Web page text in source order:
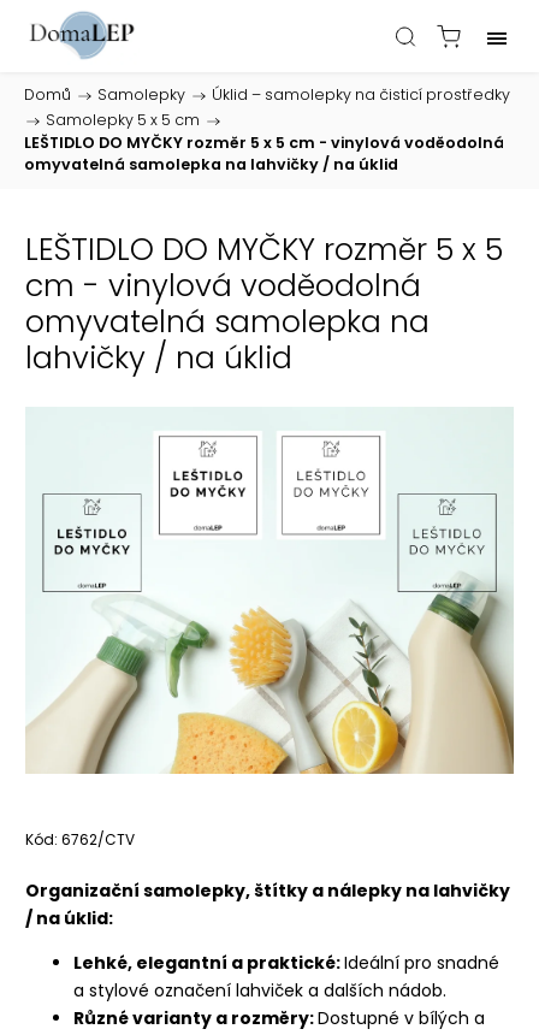
Domů / Samolepky /
Úklid – samolepky na čisticí prostředky
/
Samolepky 5 x 5 cm /
LEŠTIDLO DO MYČKY rozměr 5 x 5 cm - vinylová voděodolná
omyvatelná samolepka na lahvičky / na úklid
LEŠTIDLO DO MYČKY rozměr 5 x 5
cm - vinylová voděodolná
omyvatelná samolepka na
lahvičky / na úklid
Kód: 6762/CTV
Organizační samolepky, štítky a nálepky na lahvičky
/ na úklid:
Lehké, elegantní a praktické:Ideální pro snadné
a stylové označení lahviček a dalších nádob.
Různé varianty a rozměry:Dostupné v bílých a